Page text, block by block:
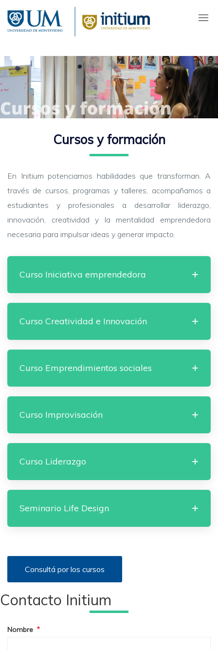
contenido
principal
Cursos y formación
En Initium potenciamos habilidades que transforman. A
través de cursos, programas y talleres, acompañamos a
estudiantes y profesionales a desarrollar liderazgo,
innovación, creatividad y la mentalidad emprendedora
necesaria para impulsar ideas y generar impacto.
Curso Iniciativa emprendedora
Curso Creatividad e Innovación
Curso Emprendimientos sociales
Curso Improvisación
Curso Liderazgo
Seminario Life Design
Consultá por los cursos
Contacto Initium
Nombre